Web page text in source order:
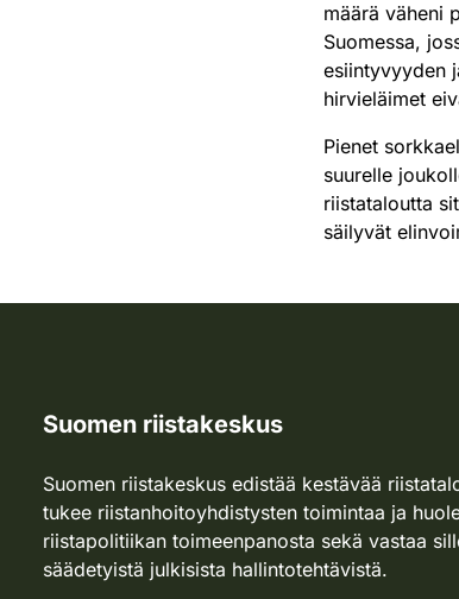
määrä väheni
Suomessa,
esiintyvyyden
hirvieläimet
Pienet
suurelle
riistataloutta
säilyvät
Suomen riistakeskus
Suomen riistakeskus edistää kestävää
tukee riistanhoitoyhdistysten toimintaa ja
riistapolitiikan toimeenpanosta sekä vastaa
säädetyistä julkisista hallintotehtävistä.